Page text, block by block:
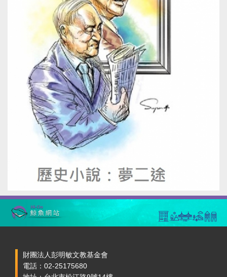
財團法人彭明敏文教基金會
電話：02-25175680